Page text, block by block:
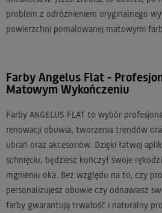
problem z odróżnieniem oryginalnego
powierzchni pomalowanej matowymi
Farby Angelus Flat -
Matowym Wykończeniu
Farby ANGELUS FLAT to wybór
renowacji obuwia, tworzenia trendów
ubrań oraz akcesoriów. Dzięki łatwej
schnięciu, będziesz kończył swoje
mgnieniu oka. Bez względu na to, czy
personalizujesz obuwie czy odnawiasz
farby gwarantują trwałość i naturalny